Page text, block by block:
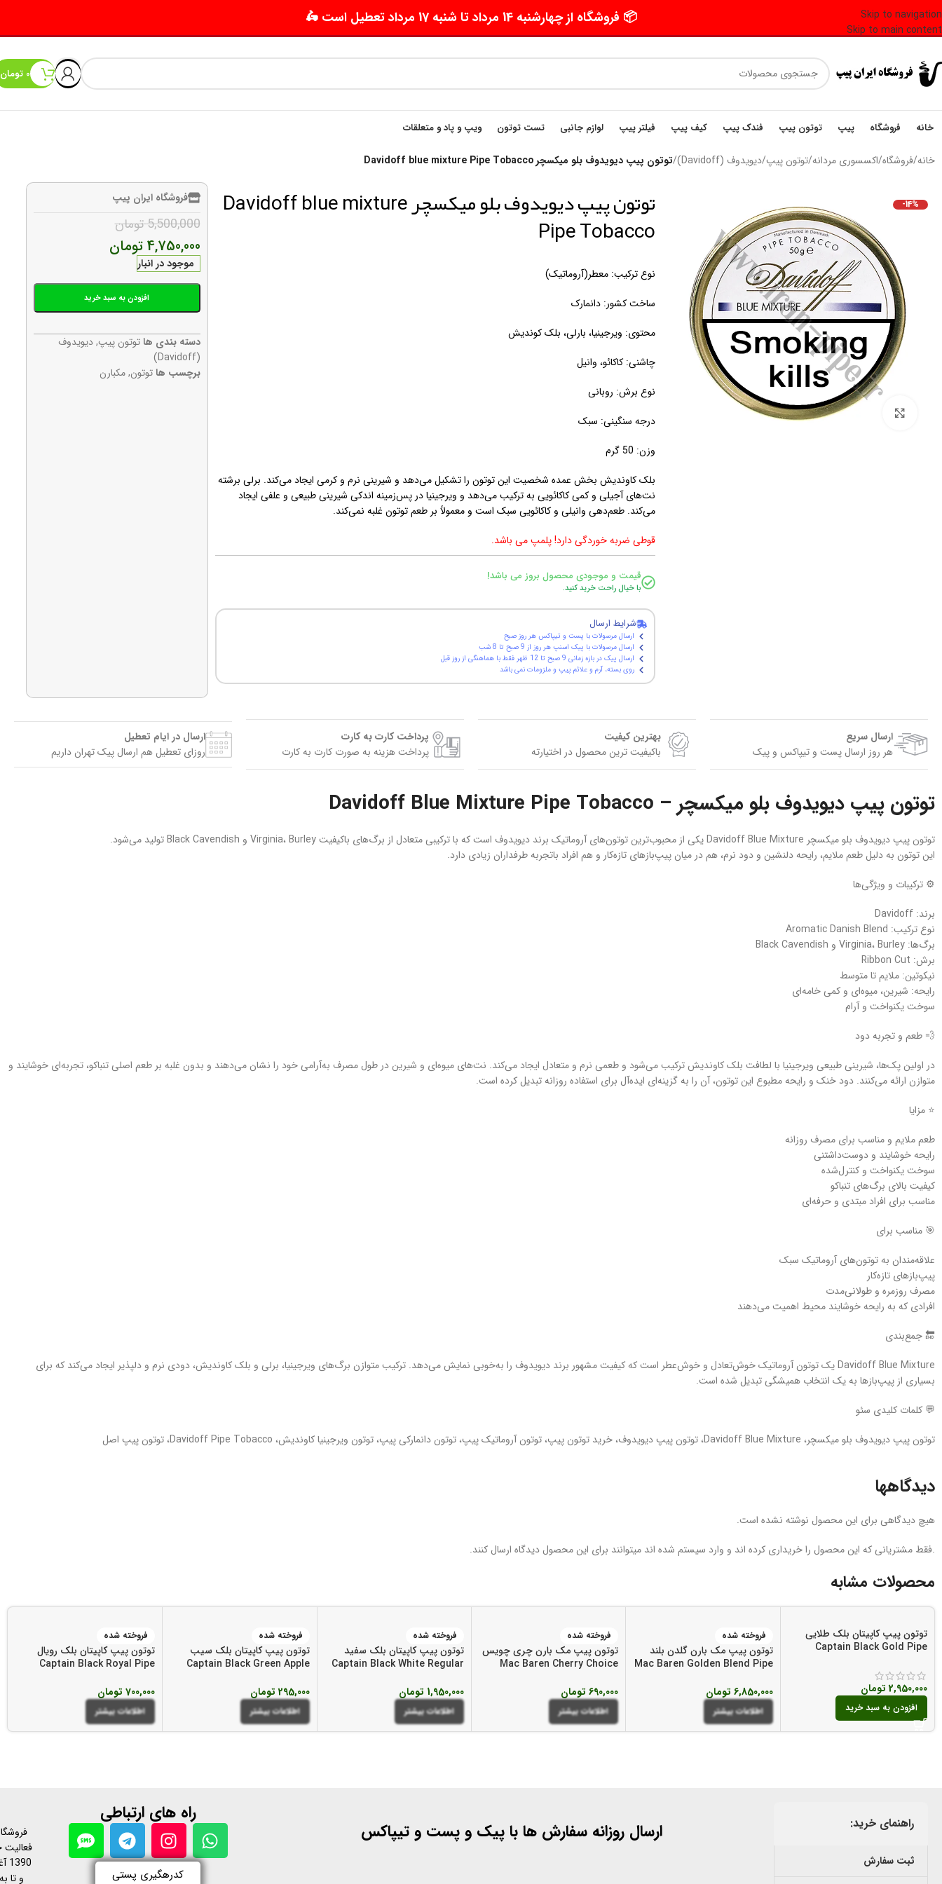
Skip to navigation
Skip to main content
📦 فروشگاه از چهارشنبه 14 مرداد تا شنبه 17 مرداد تعطیل است 🛵
0 تومان
خانه فروشگاه پیپ توتون پیپ فندک پیپ کیف پیپ فیلتر پیپ لوازم جانبی تست توتون ویپ و پاد و متعلقات
خانه/فروشگاه/اکسسوری مردانه/توتون پیپ/دیویدوف (Davidoff) /توتون پیپ دیویدوف بلو میکسچر Davidoff blue mixture Pipe Tobacco
-14%
برای بزرگنمایی کلیک کنید
توتون پیپ دیویدوف بلو میکسچر Davidoff blue mixture
Pipe Tobacco
نوع ترکیب: معطر(آروماتیک)
ساخت کشور: دانمارک
محتوی: ویرجینیا، بارلی، بلک کوندیش
چاشنی: کاکائو، وانیل
نوع برش: روبانی
درجه سنگینی: سبک
وزن: 50 گرم
بلک کاوندیش بخش عمده شخصیت این توتون را تشکیل می‌دهد و شیرینی نرم و کرمی ایجاد می‌کند. برلی برشته
نت‌های آجیلی و کمی کاکائویی به ترکیب می‌دهد و ویرجینیا در پس‌زمینه اندکی شیرینی طبیعی و علفی ایجاد
می‌کند. طعم‌دهی وانیلی و کاکائویی سبک است و معمولاً بر طعم توتون غلبه نمی‌کند.
قوطی ضربه خوردگی دارد! پلمپ می باشد.
قیمت و موجودی محصول بروز می باشد!
با خیال راحت خرید کنید.
شرایط ارسال
ارسال مرسولات با پست و تیپاکس هر روز صبح
ارسال مرسولات با پیک اسنپ هر روز از 9 صبح تا 8 شب
ارسال پیک در بازه زمانی 9 صبح تا 12 ظهر فقط با هماهنگی از روز قبل
روی بسته، آرم و علائم پیپ و ملزومات نمی باشد
فروشگاه ایران پیپ
5,500,000تومان
4,750,000 تومان
موجود در انبار
افزودن به سبد خرید
دسته بندی ها توتون پیپ,دیویدوف
(Davidoff)
برچسب ها توتون,مکبارن
ارسال سریع
هر روز ارسال پست و تیپاکس و پیک
بهترین کیفیت
باکیفیت ترین محصول در اختیارته
پرداخت کارت به کارت
پرداخت هزینه به صورت کارت به کارت
ارسال در ایام تعطیل
روزای تعطیل هم ارسال پیک تهران داریم
توتون پیپ دیویدوف بلو میکسچر – Davidoff Blue Mixture Pipe Tobacco
توتون پیپ دیویدوف بلو میکسچر Davidoff Blue Mixture یکی از محبوب‌ترین توتون‌های آروماتیک برند دیویدوف است که با ترکیبی متعادل از برگ‌های باکیفیت Virginia، Burley و Black Cavendish تولید می‌شود.
این توتون به دلیل طعم ملایم، رایحه دلنشین و دود نرم، هم در میان پیپ‌بازهای تازه‌کار و هم افراد باتجربه طرفداران زیادی دارد.
⚙️ ترکیبات و ویژگی‌ها
برند: Davidoff
نوع ترکیب: Aromatic Danish Blend
برگ‌ها: Virginia، Burley و Black Cavendish
برش: Ribbon Cut
نیکوتین: ملایم تا متوسط
رایحه: شیرین، میوه‌ای و کمی خامه‌ای
سوخت یکنواخت و آرام
💨 طعم و تجربه دود
در اولین پک‌ها، شیرینی طبیعی ویرجینیا با لطافت بلک کاوندیش ترکیب می‌شود و طعمی نرم و متعادل ایجاد می‌کند. نت‌های میوه‌ای و شیرین در طول مصرف به‌آرامی خود را نشان می‌دهند و بدون غلبه بر طعم اصلی تنباکو، تجربه‌ای خوشایند و
متوازن ارائه می‌کنند. دود خنک و رایحه مطبوع این توتون، آن را به گزینه‌ای ایده‌آل برای استفاده روزانه تبدیل کرده است.
⭐ مزایا
طعم ملایم و مناسب برای مصرف روزانه
رایحه خوشایند و دوست‌داشتنی
سوخت یکنواخت و کنترل‌شده
کیفیت بالای برگ‌های تنباکو
مناسب برای افراد مبتدی و حرفه‌ای
🎯 مناسب برای
علاقه‌مندان به توتون‌های آروماتیک سبک
پیپ‌بازهای تازه‌کار
مصرف روزمره و طولانی‌مدت
افرادی که به رایحه خوشایند محیط اهمیت می‌دهند
🔚 جمع‌بندی
Davidoff Blue Mixture یک توتون آروماتیک خوش‌تعادل و خوش‌عطر است که کیفیت مشهور برند دیویدوف را به‌خوبی نمایش می‌دهد. ترکیب متوازن برگ‌های ویرجینیا، برلی و بلک کاوندیش، دودی نرم و دلپذیر ایجاد می‌کند که برای
بسیاری از پیپ‌بازها به یک انتخاب همیشگی تبدیل شده است.
💬 کلمات کلیدی سئو
توتون پیپ دیویدوف بلو میکسچر، Davidoff Blue Mixture، توتون پیپ دیویدوف، خرید توتون پیپ، توتون آروماتیک پیپ، توتون دانمارکی پیپ، توتون ویرجینیا کاوندیش، Davidoff Pipe Tobacco، توتون پیپ اصل
دیدگاهها
هیچ دیدگاهی برای این محصول نوشته نشده است.
.فقط مشتریانی که این محصول را خریداری کرده اند و وارد سیستم شده اند میتوانند برای این محصول دیدگاه ارسال کنند.
محصولات مشابه
توتون پیپ کاپیتان بلک طلایی
Captain Black Gold Pipe
2,950,000 تومان
افزودن به سبد خرید
فروخته شده
توتون پیپ مک بارن گلدن بلند
Mac Baren Golden Blend Pipe
6,850,000 تومان
اطلاعات بیشتر
فروخته شده
توتون پیپ مک بارن چری چویس
Mac Baren Cherry Choice
690,000 تومان
اطلاعات بیشتر
فروخته شده
توتون پیپ کاپیتان بلک سفید
Captain Black White Regular
1,950,000 تومان
اطلاعات بیشتر
فروخته شده
توتون پیپ کاپیتان بلک سیب
Captain Black Green Apple
295,000 تومان
اطلاعات بیشتر
فروخته شده
توتون پیپ کاپیتان بلک رویال
Captain Black Royal Pipe
700,000 تومان
اطلاعات بیشتر
راهنمای خرید:
ثبت سفارش
ارسال روزانه سفارش ها با پیک و پست و تیپاکس
راه های ارتباطی
کدرهگیری پستی
فعالیت
و تا